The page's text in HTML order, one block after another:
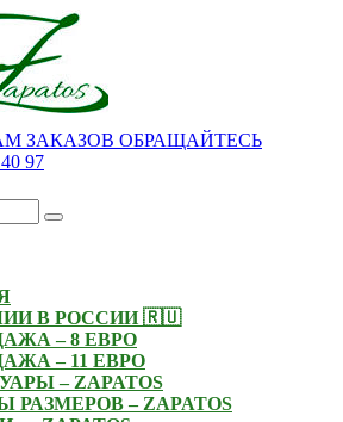
ЗАКАЗОВ ОБРАЩАЙТЕСЬ
97
В РОССИИ 🇷🇺
– 8 ЕВРО
– 11 ЕВРО
– ZAPATOS
РАЗМЕРОВ – ZAPATOS